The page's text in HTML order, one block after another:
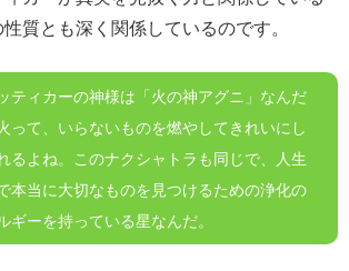
質とも深く関係しているのです。
ティカーの神様は「火の神アグニ」なんだ
って、いらないものを燃やしてきれいにし
るよね。このナクシャトラも同じで、人生
本当に大切なものを見つけるための浄化の
ギーを持っている星なんだ。